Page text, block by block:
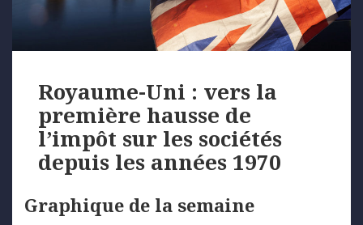
Royaume-Uni : vers la
première hausse de
l’impôt sur les sociétés
depuis les années 1970
Graphique de la semaine